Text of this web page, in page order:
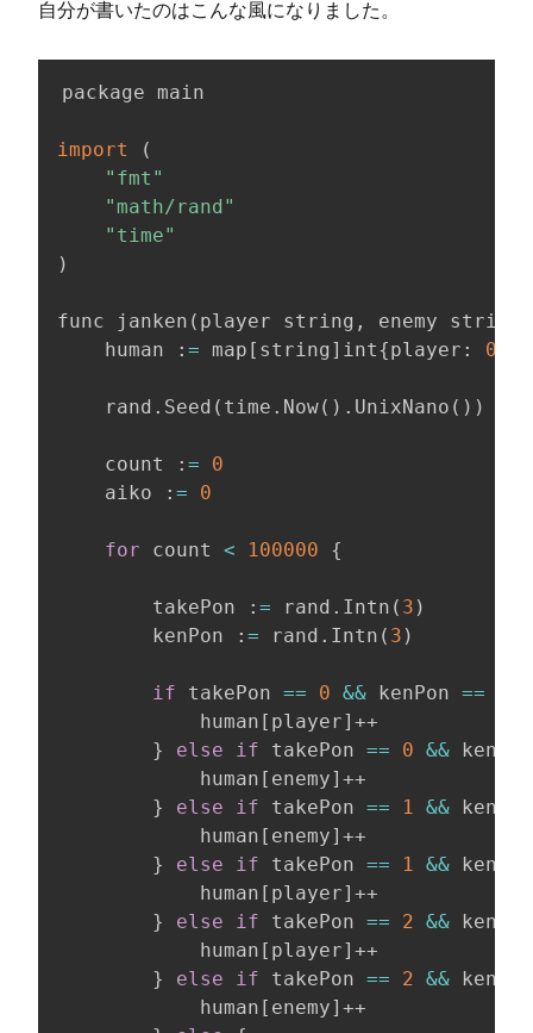
自分が書いたのはこんな風になりました。
package main
import
(
"fmt"
"math/rand"
"time"
)
func janken ( player string, enemy string
	human :
= map [ string ] int{player: 0
	rand.Seed
( time.Now( ) .UnixNano ( ))
	count :
=
0
	aiko :
= 0
for count < 100000 {
		takePon :
= rand.Intn ( 3 )
		kenPon :
= rand.Intn ( 3 )
if takePon == 0 && kenPon ==
			human
[ player] ++
}
else if takePon == 0 &&
			human
[ enemy] ++
}
else if takePon == 1 &&
			human
[ enemy] ++
}
else if takePon == 1 &&
			human
[ player] ++
}
else if takePon == 2 &&
			human
[ player] ++
}
else if takePon == 2 &&
			human
[ enemy] ++